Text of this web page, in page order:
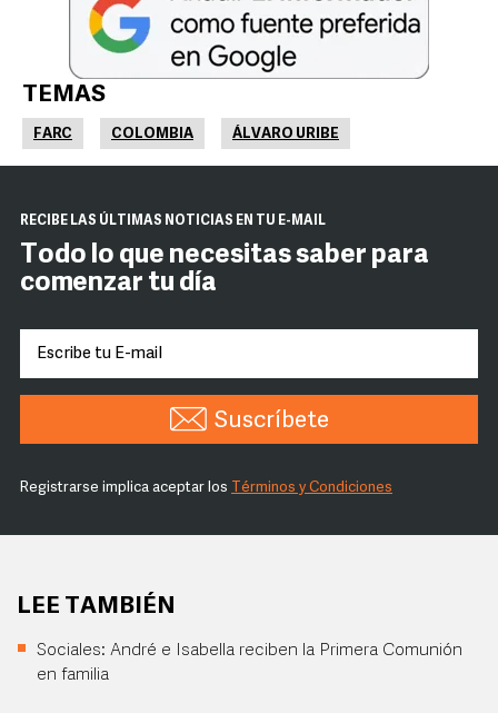
TEMAS
FARC COLOMBIA ÁLVARO URIBE
RECIBE LAS ÚLTIMAS NOTICIAS EN TU E-MAIL
Todo lo que necesitas saber para
comenzar tu día
Suscríbete
Registrarse implica aceptar los Términos y Condiciones
LEE TAMBIÉN
Sociales: André e Isabella reciben la Primera Comunión
en familia